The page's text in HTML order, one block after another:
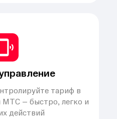
тариф в
– быстро, легко и
действий